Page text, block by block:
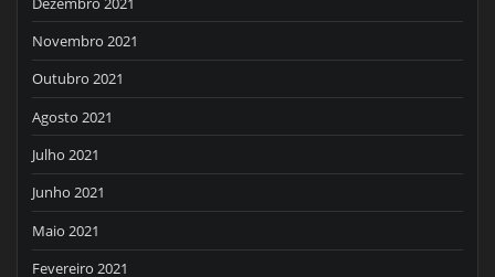
Novembro 2021
Outubro 2021
Agosto 2021
Julho 2021
Junho 2021
Maio 2021
Fevereiro 2021